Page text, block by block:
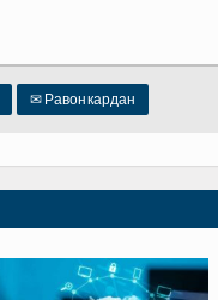
✉ Равон кардан